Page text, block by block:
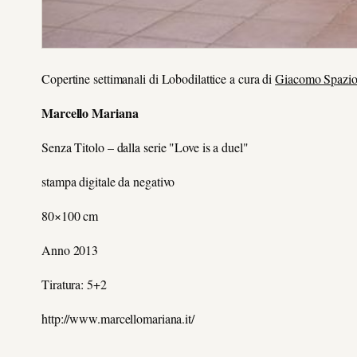
Copertine settimanali di Lobodilattice a cura diGiacomo Spazio
Marcello Mariana
Senza Titolo – dalla serie "Love is a duel"
stampa digitale da negativo
80×100 cm
Anno 2013
Tiratura: 5+2
http://www.marcellomariana.it/